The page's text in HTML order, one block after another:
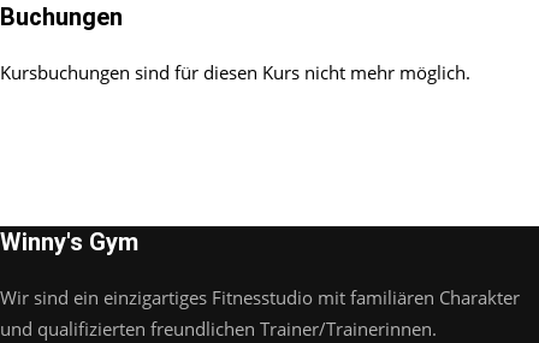
Buchungen
Kursbuchungen sind für diesen Kurs nicht mehr möglich.
Winny's Gym
Wir sind ein einzigartiges Fitnesstudio mit familiären Charakter
und qualifizierten freundlichen Trainer/Trainerinnen.